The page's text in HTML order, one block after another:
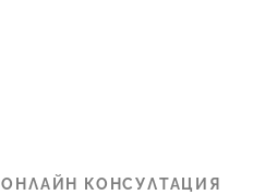
ОНЛАЙН КОНСУЛТАЦИЯ